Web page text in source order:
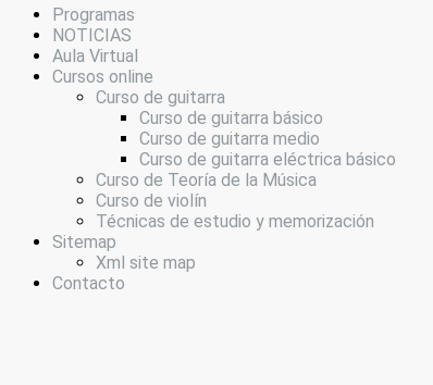
Programas
NOTICIAS
Aula Virtual
Cursos online
Curso de guitarra
Curso de guitarra básico
Curso de guitarra medio
Curso de guitarra eléctrica básico
Curso de Teoría de la Música
Curso de violín
Técnicas de estudio y memorización
Sitemap
Xml site map
Contacto